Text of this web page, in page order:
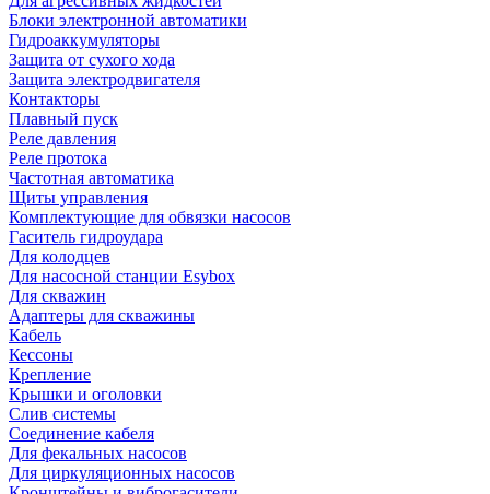
Блоки электронной автоматики
Гидроаккумуляторы
Защита от сухого хода
Защита электродвигателя
Контакторы
Плавный пуск
Реле давления
Реле протока
Частотная автоматика
Щиты управления
Комплектующие для обвязки насосов
Гаситель гидроудара
Для колодцев
Для насосной станции Esybox
Для скважин
Адаптеры для скважины
Кабель
Кессоны
Крепление
Крышки и оголовки
Слив системы
Соединение кабеля
Для фекальных насосов
Для циркуляционных насосов